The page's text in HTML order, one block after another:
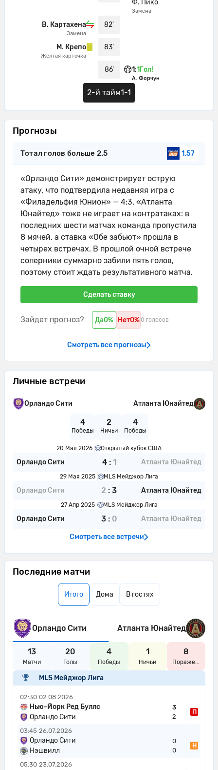
Ф. Пико
Замена
82'
В. Картахена
Замена
83'
М. Крепо
Желтая карточка
86' 1:1 Гол!
А. Форчун
2-й тайм1-1
Прогнозы
Тотал голов больше 2.5 1.57
«Орландо Сити» демонстрирует острую
атаку, что подтвердила недавняя игра с
«Филадельфия Юнион» — 4:3. «Атланта
Юнайтед» тоже не играет на контратаках: в
последних шести матчах команда пропустила
8 мячей, а ставка «Обе забьют» прошла в
четырех встречах. В прошлой очной встрече
соперники суммарно забили пять голов,
поэтому стоит ждать результативного матча.
Сделать ставку
Зайдет прогноз? Да0% Нет0% 0 голосов
Смотреть все прогнозы
Личные встречи
Орландо Сити
4
Победы
2
Ничьи
4
Победы
Атланта Юнайтед
20 Мая 2026 Открытый кубок США
Орландо Сити 4: 1 Атланта Юнайтед
29 Мая 2025 MLS Мейджор Лига
Орландо Сити 2 : 3 Атланта Юнайтед
27 Апр 2025 MLS Мейджор Лига
Орландо Сити 3: 0 Атланта Юнайтед
Смотреть все встречи
Последние матчи
Итого Дома В гостях
Орландо Сити Атланта Юнайтед
13
Матчи
20
Голы
4
Победы
1
Ничьи
8
Пораже...
MLS Мейджор Лига
02:30 02.08.2026
Нью-Йорк Ред Буллс
Орландо Сити
3
2
П
03:45 26.07.2026
Орландо Сити
Нэшвилл
0
0
Н
05:30 23.07.2026